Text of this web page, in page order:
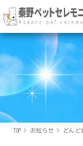
TOP > お知らせ > どんど